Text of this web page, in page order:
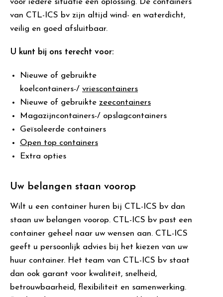
voor iedere situatie een oplossing. De containers
van CTL-ICS bv zijn altijd wind- en waterdicht,
veilig en goed afsluitbaar.
U kunt bij ons terecht voor:
Nieuwe of gebruikte
koelcontainers-/ vriescontainers
Nieuwe of gebruikte zeecontainers
Magazijncontainers-/ opslagcontainers
Geïsoleerde containers
Open top containers
Extra opties
Uw belangen staan voorop
Wilt u een container huren bij CTL-ICS bv dan
staan uw belangen voorop. CTL-ICS bv past een
container geheel naar uw wensen aan. CTL-ICS
geeft u persoonlijk advies bij het kiezen van uw
huur container. Het team van CTL-ICS bv staat
dan ook garant voor kwaliteit, snelheid,
betrouwbaarheid, flexibiliteit en samenwerking.